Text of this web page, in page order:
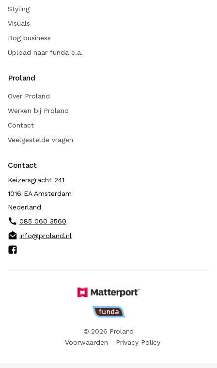
Styling
Visuals
Bog business
Upload naar funda e.a.
Proland
Over Proland
Werken bij Proland
Contact
Veelgestelde vragen
Contact
Keizersgracht 241
1016 EA Amsterdam
Nederland
085 060 3560
info@proland.nl
© 2026 Proland
Voorwaarden
Privacy Policy